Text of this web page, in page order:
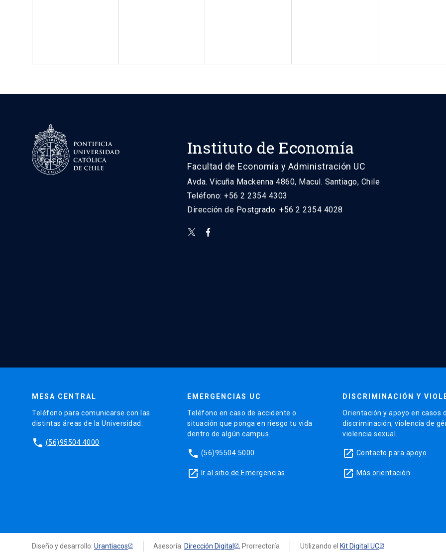
Instituto de Economía
Facultad de Economía y Administración UC
Avda. Vicuña Mackenna 4860, Macul. Santiago, Chile
Teléfono: +56 2 2354 4303
Dirección de Postgrado: +56 2 2354 4028
MESA CENTRAL
Teléfono para comunicarse con las
distintas áreas de la Universidad.
phone (56)95504 4000
EMERGENCIAS UC
Teléfono en caso de accidente o
situación que ponga en riesgo tu vida
dentro de algún campus.
phone (56)95504 5000
launch Ir al sitio de Emergencias
DISCRIMINACIÓN Y
Orientación y apoyo en casos
discriminación, violencia de
violencia sexual.
launch Contacto para apoyo
launch Más orientación
Diseño y desarrollo: Urantiacos Asesoría: Dirección Digital , Prorrectoría Utilizando el Kit Digital UC